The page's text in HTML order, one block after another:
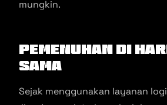
mungkin.
Pemenuhan di
Sama
Sejak menggunakan layanan